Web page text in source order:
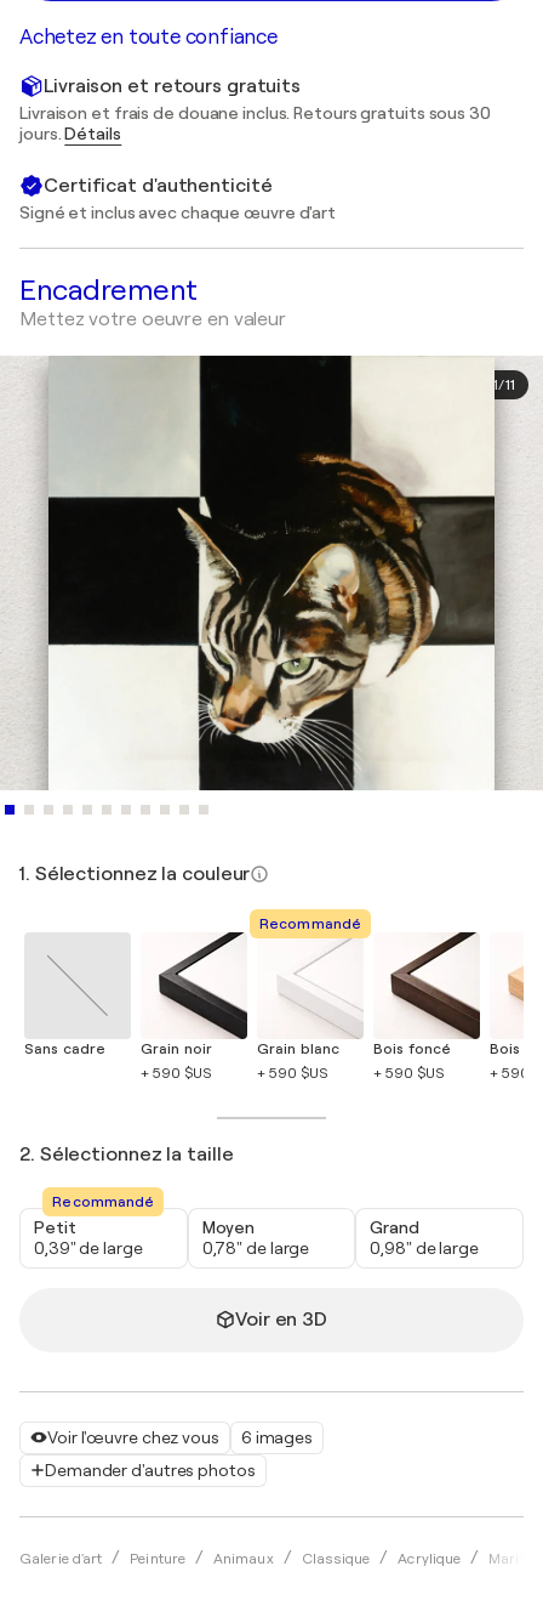
Voir l'œuvre chez vous
6 images
Demander d'autres photos
Galerie d'art Peinture Animaux Classique Acrylique Marit
Achetez en toute confiance
Livraison et retours gratuits
Livraison et frais de douane inclus. Retours gratuits sous 30
jours.Détails
Certificat d'authenticité
Signé et inclus avec chaque œuvre d'art
Encadrement
Mettez votre oeuvre en valeur
1/11
1. Sélectionnez la couleur
Sans cadre
Grain noir
+ 590 $US
Recommandé
Grain blanc
+ 590 $US
Bois foncé
+ 590 $US
Bois
+ 590
2. Sélectionnez la taille
Recommandé
Petit
0,39" de large
Moyen
0,78" de large
Grand
0,98" de large
Voir en 3D